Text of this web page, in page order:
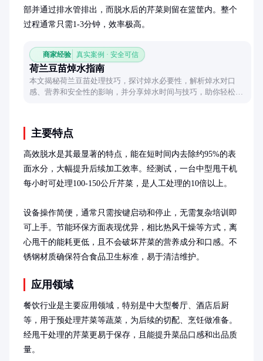
部并通过排水管排出，而脱水后的芹菜则留在篮筐内。整个
过程通常只需1-3分钟，效率极高。
商家经验 真实案例 · 安全可信
荷兰豆苗焯水指南
本文揭秘荷兰豆苗处理技巧，探讨焯水必要性，解析焯水对口
感、营养和安全性的影响，并分享焯水时间与技巧，助你轻松做
主要特点
高效脱水是其最显著的特点，能在短时间内去除约95%的表
面水分，大幅提升后续加工效率。经测试，一台中型甩干机
每小时可处理100-150公斤芹菜，是人工处理的10倍以上。
设备操作简便，通常只需按键启动和停止，无需复杂培训即
可上手。节能环保方面表现优异，相比热风干燥等方式，离
心甩干的能耗更低，且不会破坏芹菜的营养成分和口感。不
锈钢材质确保符合食品卫生标准，易于清洁维护。
应用领域
餐饮行业是主要应用领域，特别是中大型餐厅、酒店后厨
等，用于预处理芹菜等蔬菜，为后续的切配、烹饪做准备。
经甩干处理的芹菜更易于保存，且能提升菜品口感和出品质
量。